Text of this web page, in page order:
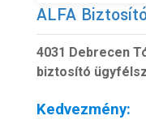
ALFA
4031 Debrecen
biztosító
Kedvezmény: